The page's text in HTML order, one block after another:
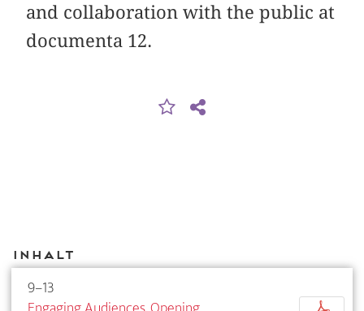
and collaboration with the public at
documenta 12.
Inhalt
9–13